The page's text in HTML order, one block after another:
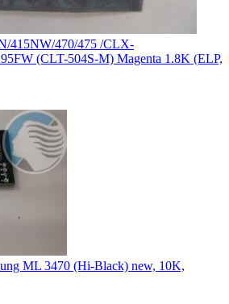
415NW/470/475 /CLX-
(СLT-504S-M) Magenta 1.8K (ELP,
ML 3470 (Hi-Black) new, 10K,